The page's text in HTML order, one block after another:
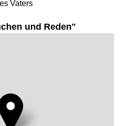
Vaters
und Reden"